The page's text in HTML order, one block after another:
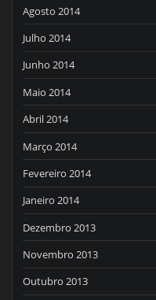
Agosto 2014
Julho 2014
Junho 2014
Maio 2014
Abril 2014
Março 2014
Fevereiro 2014
Janeiro 2014
Dezembro 2013
Novembro 2013
Outubro 2013